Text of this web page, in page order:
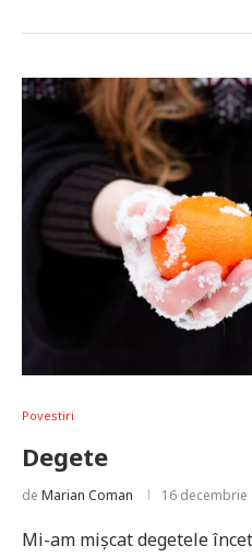
Povestiri
Degete
de Marian Coman 16 decembrie
Mi-am mişcat degetele